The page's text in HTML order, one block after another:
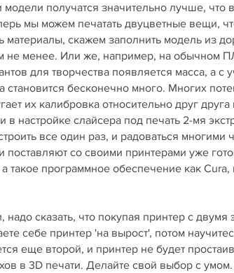
модели получатся значительно лучше, что
мы можем печатать двуцветные вещи,
материалы, скажем заполнить модель из
не менее. Или же, например, на обычном
для творчества появляется масса, а
становится бесконечно много. Многих
их калибровка относительно друг
в настройке слайсера под печать 2-мя
все один раз, и радоваться
поставляют со своими принтерами уже
такое программное обеспечение как
надо сказать, что покупая принтер с
себе принтер 'на вырост', потом
еще второй, и принтер не будет
в 3D печати. Делайте свой выбор с